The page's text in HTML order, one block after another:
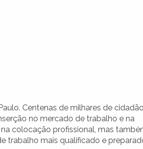
Centenas de milhares de
no mercado de trabalho e na
colocação profissional, mas
trabalho mais qualificado e